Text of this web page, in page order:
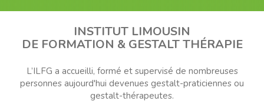
INSTITUT LIMOUSIN
DE FORMATION & GESTALT THÉRAPIE
L’ILFG a accueilli, formé et supervisé de nombreuses
personnes aujourd'hui devenues gestalt-praticiennes ou
gestalt-thérapeutes.